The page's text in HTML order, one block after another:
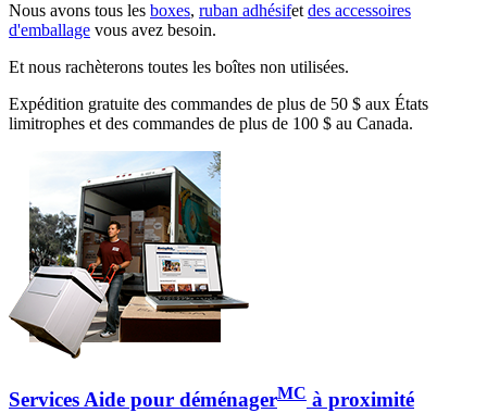
Nous avons tous les boxes, ruban adhésifetdes accessoires
d'emballage vous avez besoin.
Et nous rachèterons toutes les boîtes non utilisées.
Expédition gratuite des commandes de plus de 50 $ aux États
limitrophes et des commandes de plus de 100 $ au Canada.
Services Aide pour déménagerMC à proximité